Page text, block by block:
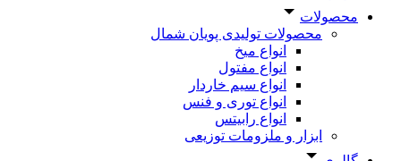
محصولات
محصولات تولیدی پویان شمال
انواع میخ
انواع مفتول
انواع سیم خاردار
انواع توری و فنس
انواع رابیتس
ابزار و ملزومات توزیعی